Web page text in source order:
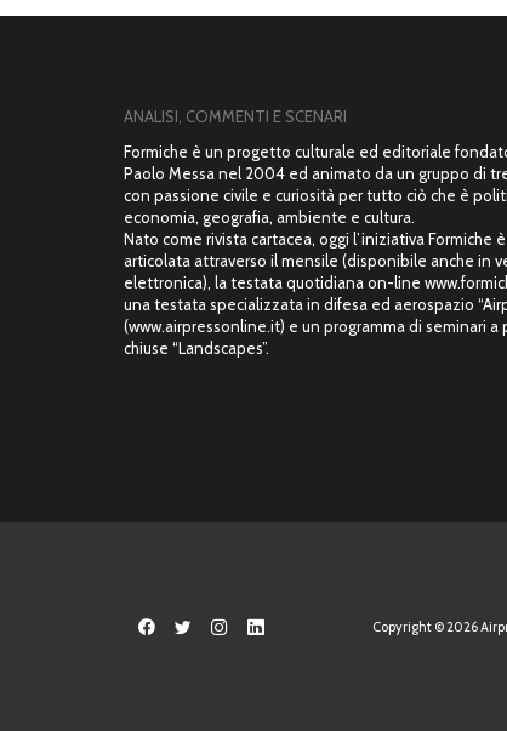
ANALISI, COMMENTI E SCENARI
Formiche è un progetto culturale ed editoriale
Paolo Messa nel 2004 ed animato da un gruppo di
con passione civile e curiosità per tutto ciò che è
economia, geografia, ambiente e cultura.
Nato come rivista cartacea, oggi l’iniziativa Formiche è
articolata attraverso il mensile (disponibile anche in
elettronica), la testata quotidiana on-line
una testata specializzata in difesa ed aerospazio
(www.airpressonline.it) e un programma di seminari a
chiuse “Landscapes”.